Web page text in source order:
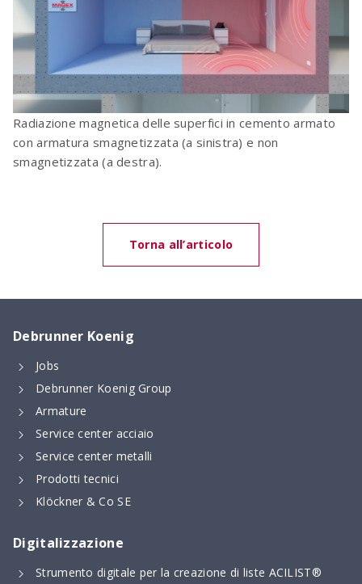
Radiazione magnetica delle superfici in cemento armato
con armatura smagnetizzata (a sinistra) e non
smagnetizzata (a destra).
Torna all’articolo
Debrunner Koenig
Jobs
Debrunner Koenig Group
Armature
Service center acciaio
Service center metalli
Prodotti tecnici
Klöckner & Co SE
Digitalizzazione
Strumento digitale per la creazione di liste ACILIST®